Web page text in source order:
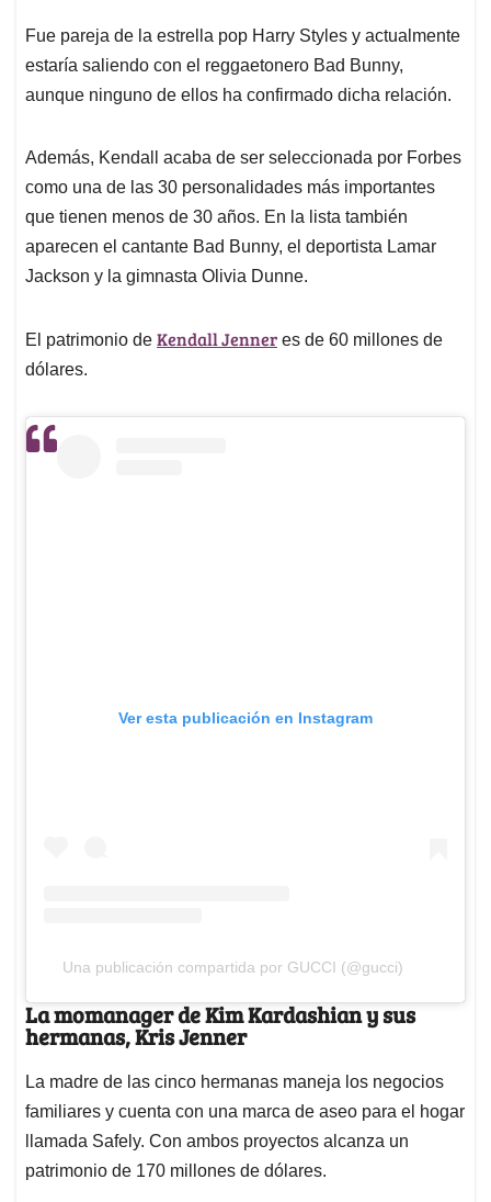
Fue pareja de la estrella pop Harry Styles y actualmente
estaría saliendo con el reggaetonero Bad Bunny,
aunque ninguno de ellos ha confirmado dicha relación.
Además, Kendall acaba de ser seleccionada por Forbes
como una de las 30 personalidades más importantes
que tienen menos de 30 años. En la lista también
aparecen el cantante Bad Bunny, el deportista Lamar
Jackson y la gimnasta Olivia Dunne.
El patrimonio de Kendall Jenner es de 60 millones de
dólares.
Ver esta publicación en Instagram
Una publicación compartida por GUCCI (@gucci)
La momanager de Kim Kardashian y sus
hermanas, Kris Jenner
La madre de las cinco hermanas maneja los negocios
familiares y cuenta con una marca de aseo para el hogar
llamada Safely. Con ambos proyectos alcanza un
patrimonio de 170 millones de dólares.